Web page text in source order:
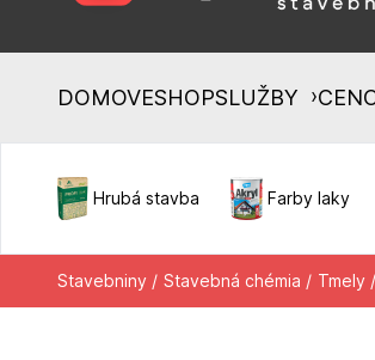
DOMOVESHOPSLUŽBY ›
Hrubá stavba Farby laky
Stavebniny / Stavebná chémia / Tmely /